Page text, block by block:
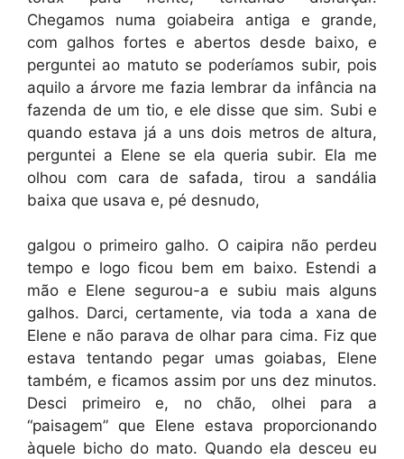
Chegamos numa goiabeira antiga e grande,
com galhos fortes e abertos desde baixo, e
perguntei ao matuto se poderíamos subir, pois
aquilo a árvore me fazia lembrar da infância na
fazenda de um tio, e ele disse que sim. Subi e
quando estava já a uns dois metros de altura,
perguntei a Elene se ela queria subir. Ela me
olhou com cara de safada, tirou a sandália
baixa que usava e, pé desnudo,
galgou o primeiro galho. O caipira não perdeu
tempo e logo ficou bem em baixo. Estendi a
mão e Elene segurou-a e subiu mais alguns
galhos. Darci, certamente, via toda a xana de
Elene e não parava de olhar para cima. Fiz que
estava tentando pegar umas goiabas, Elene
também, e ficamos assim por uns dez minutos.
Desci primeiro e, no chão, olhei para a
“paisagem” que Elene estava proporcionando
àquele bicho do mato. Quando ela desceu eu